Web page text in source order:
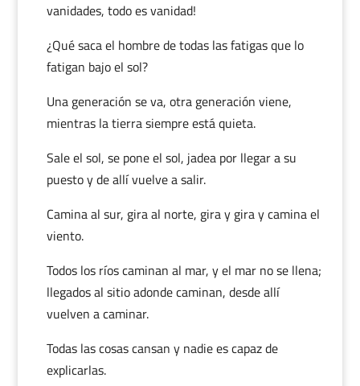
vanidades, todo es vanidad!
¿Qué saca el hombre de todas las fatigas que lo
fatigan bajo el sol?
Una generación se va, otra generación viene,
mientras la tierra siempre está quieta.
Sale el sol, se pone el sol, jadea por llegar a su
puesto y de allí vuelve a salir.
Camina al sur, gira al norte, gira y gira y camina el
viento.
Todos los ríos caminan al mar, y el mar no se llena;
llegados al sitio adonde caminan, desde allí
vuelven a caminar.
Todas las cosas cansan y nadie es capaz de
explicarlas.